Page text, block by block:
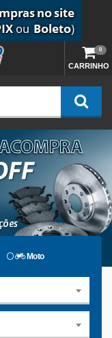
CARRINHO
0
Moto